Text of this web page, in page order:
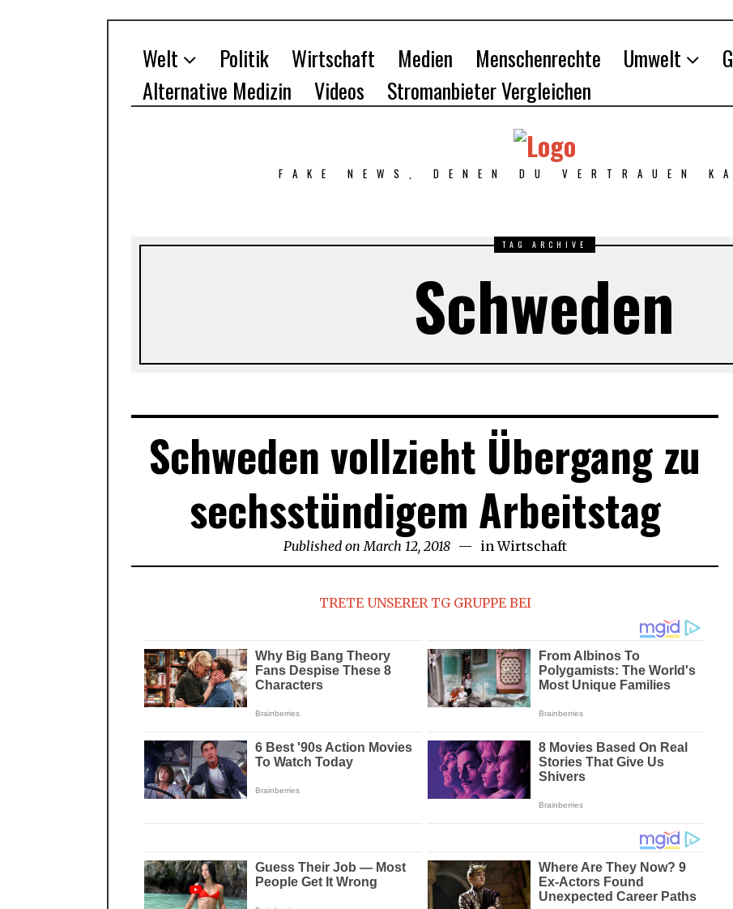
Welt Politik Wirtschaft Medien Menschenrechte Umwelt
Alternative Medizin
Videos Stromanbieter Vergleichen
FAKE NEWS, DENEN DU VERTRAUEN
TAG ARCHIVE
Schweden
Schweden vollzieht Übergang zu
sechsstündigem Arbeitstag
Published on March 12, 2018March
12,
in Wirtschaft
TRETE UNSERER TG GRUPPE BEI